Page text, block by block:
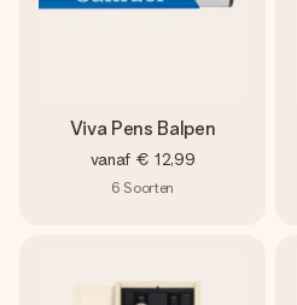
Viva Pens Balpen
vanaf € 12,99
6 Soorten